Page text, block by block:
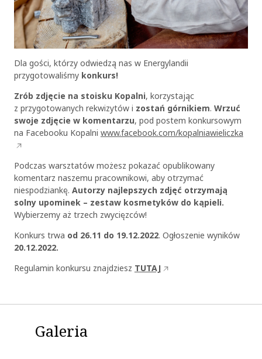
Dla gości, którzy odwiedzą nas w Energylandii
przygotowaliśmy konkurs!
Zrób zdjęcie na stoisku Kopalni, korzystając
z przygotowanych rekwizytów i zostań górnikiem. Wrzuć
swoje zdjęcie w komentarzu, pod postem konkursowym
na Facebooku Kopalni www.facebook.com/kopalniawieliczka
Podczas warsztatów możesz pokazać opublikowany
komentarz naszemu pracownikowi, aby otrzymać
niespodziankę. Autorzy najlepszych zdjęć otrzymają
solny upominek – zestaw kosmetyków do kąpieli.
Wybierzemy aż trzech zwycięzców!
Konkurs trwa od 26.11 do 19.12.2022. Ogłoszenie wyników
20.12.2022.
Regulamin konkursu znajdziesz TUTAJ
Galeria